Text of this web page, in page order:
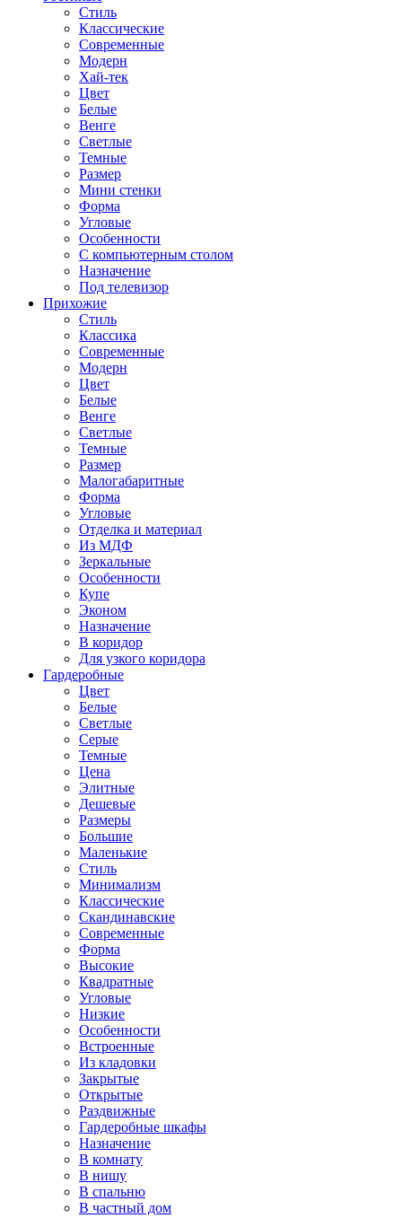
Стиль
Классические
Современные
Модерн
Хай-тек
Цвет
Белые
Венге
Светлые
Темные
Размер
Мини стенки
Форма
Угловые
Особенности
С компьютерным столом
Назначение
Под телевизор
Прихожие
Стиль
Классика
Современные
Модерн
Цвет
Белые
Венге
Светлые
Темные
Размер
Малогабаритные
Форма
Угловые
Отделка и материал
Из МДФ
Зеркальные
Особенности
Купе
Эконом
Назначение
В коридор
Для узкого коридора
Гардеробные
Цвет
Белые
Светлые
Серые
Темные
Цена
Элитные
Дешевые
Размеры
Большие
Маленькие
Стиль
Минимализм
Классические
Скандинавские
Современные
Форма
Высокие
Квадратные
Угловые
Низкие
Особенности
Встроенные
Из кладовки
Закрытые
Открытые
Раздвижные
Гардеробные шкафы
Назначение
В комнату
В нишу
В спальню
В частный дом